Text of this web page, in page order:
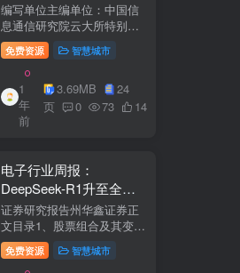
编写单位主编单位：中国信
息通信研究院云大所特别鸣
谢：百度、阿里巴巴、腾
讯、中金数据、秦准数据、
万国数据、河北省凤凰谷零
碳发展研究院、绿色和平等
单位的大力支持。
免费资源 智慧城市
1
年
前
3.69MB
24
页
0 73 14
电子行业周报：
DeepSeek-R1升至全球
风格控制类第一，宇树推
出人形机器人首个应用方
案
证券研究报告州华鑫证券正
文目录1、股票组合及其变
化.51.1、本周重点推荐及推
荐组...51.2、海外龙头一
免费资源 智慧城市